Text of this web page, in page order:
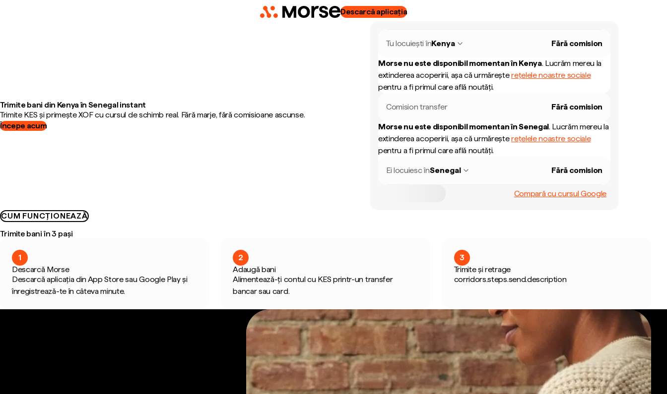
Descarcă aplicația
Trimite bani din Kenya în Senegal instant
Trimite KES și primește XOF cu cursul de schimb real. Fără marje, fără comisioane ascunse.
Începe acum
Tu locuiești înKenya Fără comision
Morse nu este disponibil momentan în Kenya. Lucrăm mereu la
extinderea acoperirii, așa că urmăreșterețelele noastre sociale
pentru a fi primul care află noutăți.
Comision transfer Fără comision
Morse nu este disponibil momentan înSenegal. Lucrăm mereu la
extinderea acoperirii, așa că urmăreșterețelele noastre sociale
pentru a fi primul care află noutăți.
Ei locuiesc înSenegal Fără comision
Compară cu cursul Google
CUM FUNCȚIONEAZĂ
Trimite bani în 3 pași
1
Descarcă Morse
Descarcă aplicația din App Store sau Google Play și
înregistrează-te în câteva minute.
2
Adaugă bani
Alimentează-ți contul cu KES printr-un transfer
bancar sau card.
3
Trimite și retrage
corridors.steps.send.description